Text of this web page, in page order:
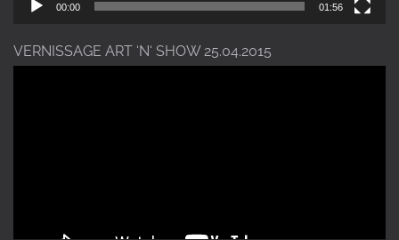
00:00 01:56
VERNISSAGE ART ‘N‘ SHOW 25.04.2015